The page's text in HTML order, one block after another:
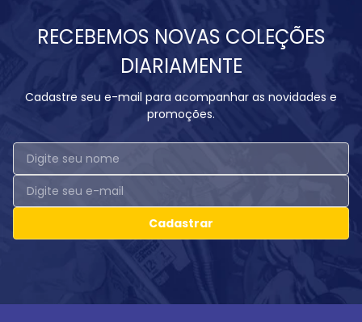
RECEBEMOS NOVAS COLEÇÕES
DIARIAMENTE
Cadastre seu e-mail para acompanhar as novidades e
promoções.
Cadastrar